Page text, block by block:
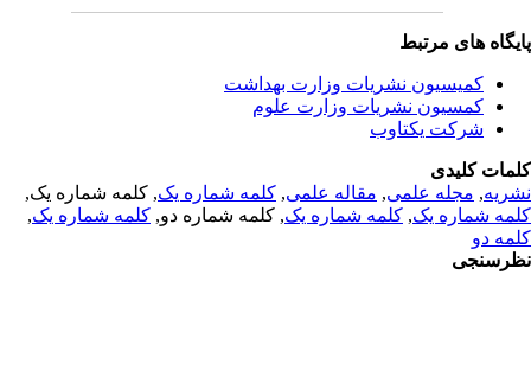
های مرتبط
کمیسیون نشریات وزارت بهداشت
کمسیون نشریات وزارت علوم
شرکت یکتاوب
کلیدی
,مجله علمی, مقاله علمی, کلمه شماره یک, کلمه شماره یک,
شماره یک,کلمه شماره یک, کلمه شماره دو,کلمه شماره یک,
دو